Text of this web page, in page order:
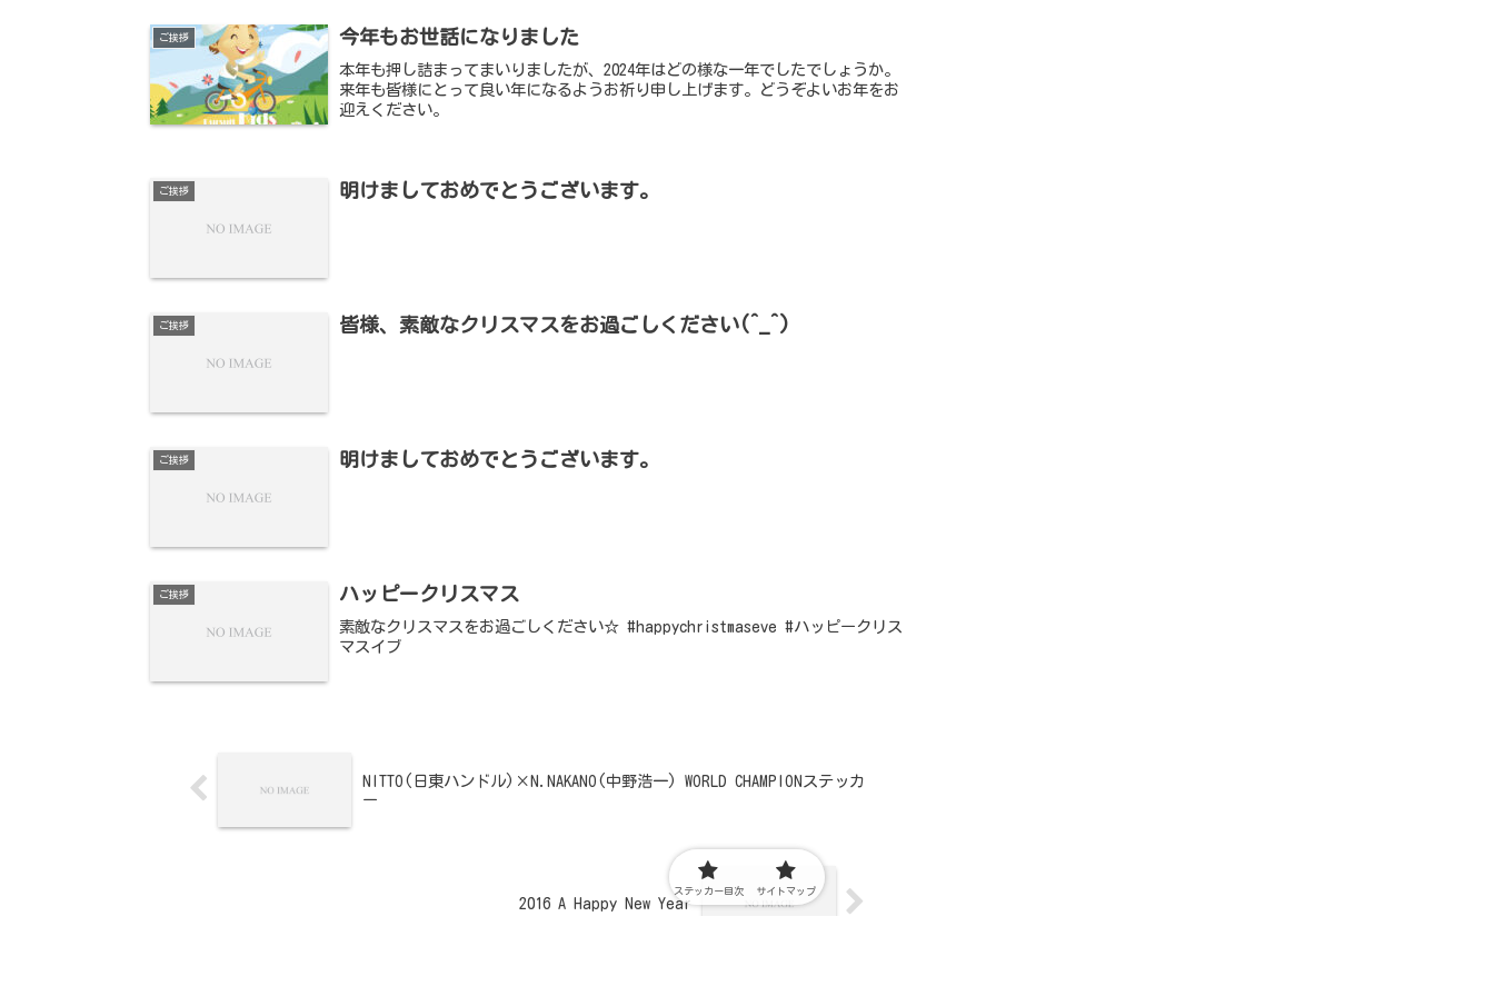
ご挨拶 今年もお世話になりました
本年も押し詰まってまいりましたが、2024年はどの様な一年でしたでしょうか。
来年も皆様にとって良い年になるようお祈り申し上げます。どうぞよいお年をお
迎えください。
ご挨拶 明けましておめでとうございます。
ご挨拶 皆様、素敵なクリスマスをお過ごしください(^_^)
ご挨拶 明けましておめでとうございます。
ご挨拶 ハッピークリスマス
素敵なクリスマスをお過ごしください☆ #happychristmaseve #ハッピークリス
マスイブ
NITTO(日東ハンドル)×N.NAKANO(中野浩一) WORLD CHAMPIONステッカ
ー
2016 A Happy New Year
ステッカー目次 サイトマップ